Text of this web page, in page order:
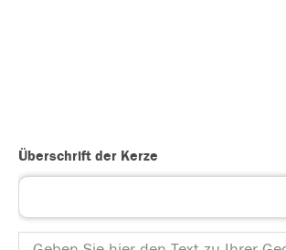
Überschrift der Kerze